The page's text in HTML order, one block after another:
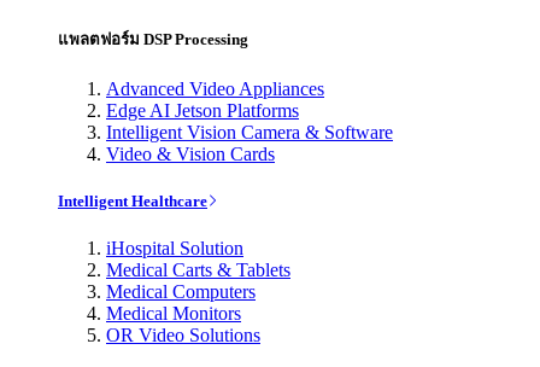
แพลตฟอร์ม DSP Processing
Advanced Video Appliances
Edge AI Jetson Platforms
Intelligent Vision Camera & Software
Video & Vision Cards
Intelligent Healthcare
iHospital Solution
Medical Carts & Tablets
Medical Computers
Medical Monitors
OR Video Solutions